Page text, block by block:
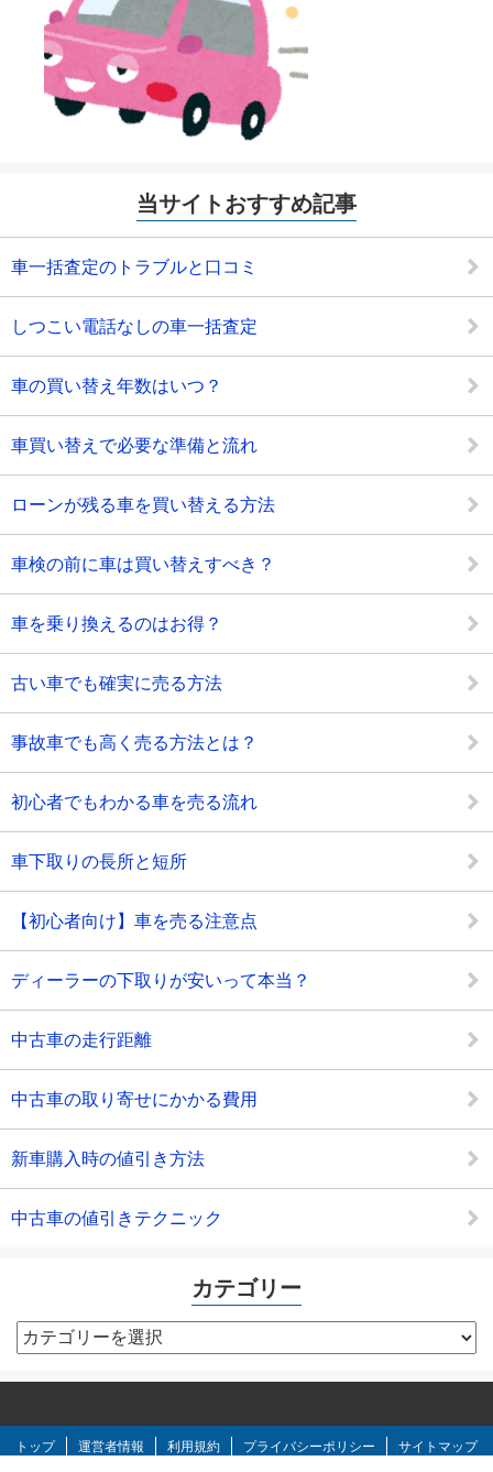
当サイトおすすめ記事
車一括査定のトラブルと口コミ
しつこい電話なしの車一括査定
車の買い替え年数はいつ？
車買い替えで必要な準備と流れ
ローンが残る車を買い替える方法
車検の前に車は買い替えすべき？
車を乗り換えるのはお得？
古い車でも確実に売る方法
事故車でも高く売る方法とは？
初心者でもわかる車を売る流れ
車下取りの長所と短所
【初心者向け】車を売る注意点
ディーラーの下取りが安いって本当？
中古車の走行距離
中古車の取り寄せにかかる費用
新車購入時の値引き方法
中古車の値引きテクニック
カテゴリー
カ
テ
ゴ
ートップ 運営者情報 利用規約 プライバシーポリシー
サイトマップ